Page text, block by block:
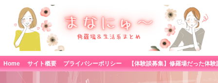
Home サイト概要 プライバシーポリシー